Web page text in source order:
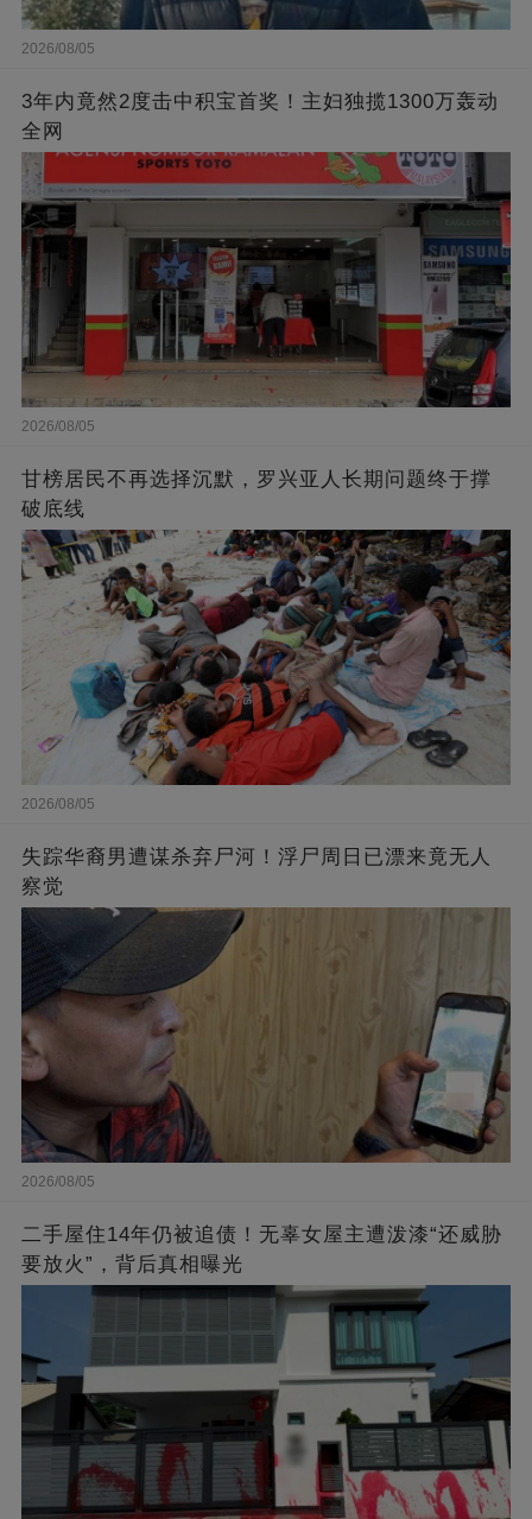
2026/08/05
3年内竟然2度击中积宝首奖！主妇独揽1300万轰动
全网
2026/08/05
甘榜居民不再选择沉默，罗兴亚人长期问题终于撑
破底线
2026/08/05
失踪华裔男遭谋杀弃尸河！浮尸周日已漂来竟无人
察觉
2026/08/05
二手屋住14年仍被追债！无辜女屋主遭泼漆“还威胁
要放火”，背后真相曝光